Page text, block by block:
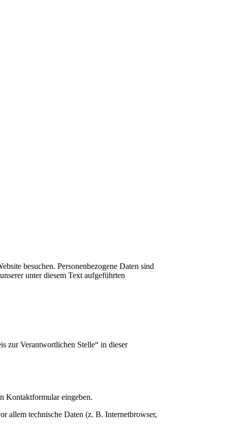
besuchen. Personenbezogene Daten sind
unter diesem Text aufgeführten
zur Verantwortlichen Stelle“ in dieser
Kontaktformular eingeben.
allem technische Daten (z. B. Internetbrowser,